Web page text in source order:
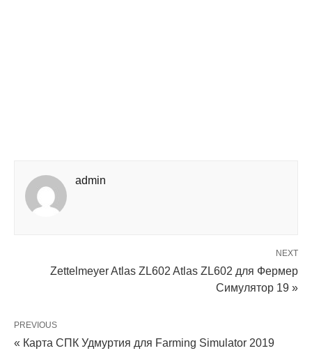
admin
NEXT
Zettelmeyer Atlas ZL602 Atlas ZL602 для Фермер
Симулятор 19 »
PREVIOUS
« Карта СПК Удмуртия для Farming Simulator 2019